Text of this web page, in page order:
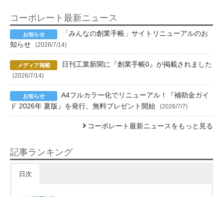
コーポレート最新ニュース
「みんなの創業手帳」サイトリニューアルのお
知らせ
(2026/7/14)
日刊工業新聞に『創業手帳0』が掲載されました
(2026/7/14)
A4フルカラー化でリニューアル！『補助金ガイ
ド 2026年 夏版』を発行、無料プレゼント開始
(2026/7/7)
コーポレート最新ニュースをもっと見る
記事ランキング
日次